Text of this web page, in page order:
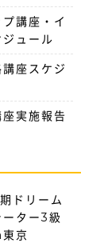
講座・イ
ュール
座スケジ
実施報告
ドリーム
ター3級
京